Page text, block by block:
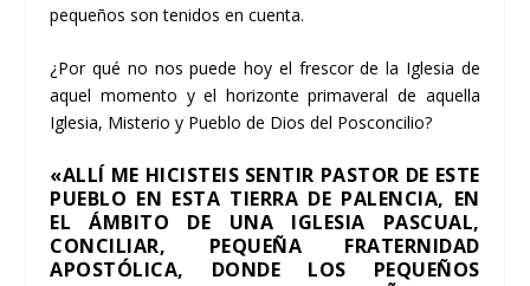
pequeños son tenidos en cuenta.
¿Por qué no nos puede hoy el frescor de la Iglesia de
aquel momento y el horizonte primaveral de aquella
Iglesia, Misterio y Pueblo de Dios del Posconcilio?
«ALLÍ ME HICISTEIS SENTIR PASTOR DE ESTE
PUEBLO EN ESTA TIERRA DE PALENCIA, EN
EL ÁMBITO DE UNA IGLESIA PASCUAL,
CONCILIAR, PEQUEÑA FRATERNIDAD
APOSTÓLICA, DONDE LOS PEQUEÑOS